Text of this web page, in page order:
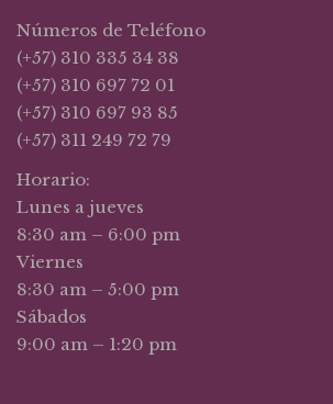
Números de Teléfono
(+57) 310 335 34 38
(+57) 310 697 72 01
(+57) 310 697 93 85
(+57) 311 249 72 79
Horario:
Lunes a jueves
8:30 am – 6:00 pm
Viernes
8:30 am – 5:00 pm
Sábados
9:00 am – 1:20 pm